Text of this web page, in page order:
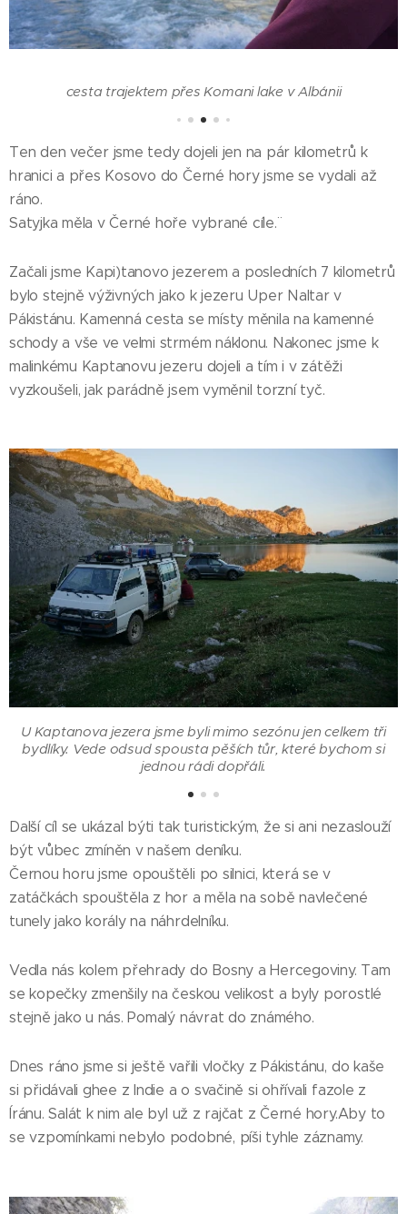
cesta trajektem přes Komani lake v Albánii
Ten den večer jsme tedy dojeli jen na pár kilometrů k
hranici a přes Kosovo do Černé hory jsme se vydali až
ráno.
Satyjka měla v Černé hoře vybrané cíle.¨
Začali jsme Kapi)tanovo jezerem a posledních 7 kilometrů
bylo stejně výživných jako k jezeru Uper Naltar v
Pákistánu. Kamenná cesta se místy měnila na kamenné
schody a vše ve velmi strmém náklonu. Nakonec jsme k
malinkému Kaptanovu jezeru dojeli a tím i v zátěži
vyzkoušeli, jak parádně jsem vyměnil torzní tyč.
U Kaptanova jezera jsme byli mimo sezónu jen celkem tři
bydlíky. Vede odsud spousta pěších tůr, které bychom si
jednou rádi dopřáli.
Další cíl se ukázal býti tak turistickým, že si ani nezaslouží
být vůbec zmíněn v našem deníku.
Černou horu jsme opouštěli po silnici, která se v
zatáčkách spouštěla z hor a měla na sobě navlečené
tunely jako korály na náhrdelníku.
Vedla nás kolem přehrady do Bosny a Hercegoviny. Tam
se kopečky zmenšily na českou velikost a byly porostlé
stejně jako u nás. Pomalý návrat do známého.
Dnes ráno jsme si ještě vařili vločky z Pákistánu, do kaše
si přidávali ghee z Indie a o svačině si ohřívali fazole z
Íránu. Salát k nim ale byl už z rajčat z Černé hory.Aby to
se vzpomínkami nebylo podobné, píši tyhle záznamy.